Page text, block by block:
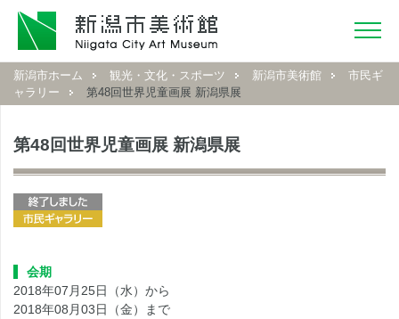
新潟市ホーム 観光・文化・スポーツ 新潟市美術館
市民ギ
ャラリー
第48回世界児童画展 新潟県展
第48回世界児童画展 新潟県展
会期
2018年07月25日（水）から
2018年08月03日（金）まで